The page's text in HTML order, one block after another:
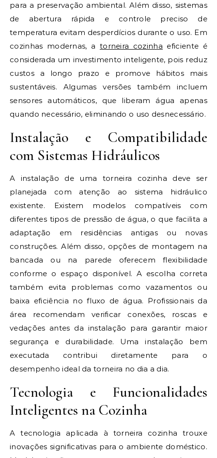
para a preservação ambiental. Além disso, sistemas
de abertura rápida e controle preciso de
temperatura evitam desperdícios durante o uso. Em
cozinhas modernas, a torneira cozinha eficiente é
considerada um investimento inteligente, pois reduz
custos a longo prazo e promove hábitos mais
sustentáveis. Algumas versões também incluem
sensores automáticos, que liberam água apenas
quando necessário, eliminando o uso desnecessário.
Instalação e Compatibilidade
com Sistemas Hidráulicos
A instalação de uma torneira cozinha deve ser
planejada com atenção ao sistema hidráulico
existente. Existem modelos compatíveis com
diferentes tipos de pressão de água, o que facilita a
adaptação em residências antigas ou novas
construções. Além disso, opções de montagem na
bancada ou na parede oferecem flexibilidade
conforme o espaço disponível. A escolha correta
também evita problemas como vazamentos ou
baixa eficiência no fluxo de água. Profissionais da
área recomendam verificar conexões, roscas e
vedações antes da instalação para garantir maior
segurança e durabilidade. Uma instalação bem
executada contribui diretamente para o
desempenho ideal da torneira no dia a dia.
Tecnologia e Funcionalidades
Inteligentes na Cozinha
A tecnologia aplicada à torneira cozinha trouxe
inovações significativas para o ambiente doméstico.